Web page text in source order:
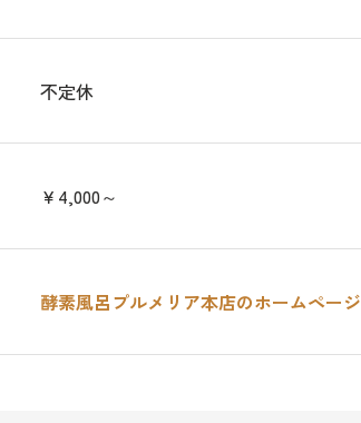
不定休
￥4,000～
酵素風呂プルメリア本店のホームページ